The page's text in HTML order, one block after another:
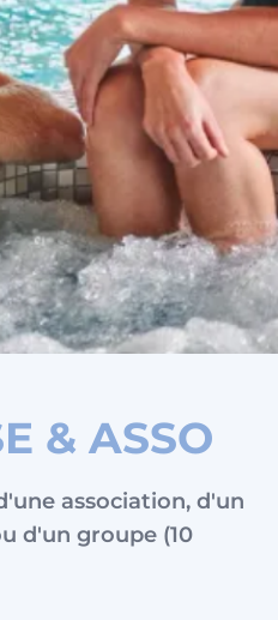
& ASSO
association, d'un
d'un groupe (10